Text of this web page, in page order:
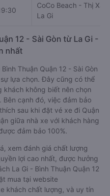
CoCo Beach - Thị Xã
La Gi
12 - Sài Gòn từ La Gi -
nhất
Thuận Quận 12 - Sài Gòn
lựa chọn. Đây cũng có thể
khách không biết nên chọn
Bên cạnh đó, việc đảm bảo
sau khi đặt vé xe đi Quận
giữa nhà xe với khách hàng
đảm bảo 100%.
xem đánh giá chất lượng
lợi cao nhất, được hưởng
La Gi - Bình Thuận Quận 12
mua tại website
khách chất lượng, và uy tín